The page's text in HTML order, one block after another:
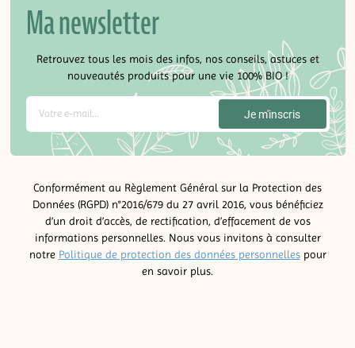
Ma newsletter
Retrouvez tous les mois des infos, nos conseils, astuces et
nouveautés produits pour une vie 100% BIO !
Conformément au Règlement Général sur la Protection des
Données (RGPD) n°2016/679 du 27 avril 2016, vous bénéficiez
d’un droit d’accès, de rectification, d’effacement de vos
informations personnelles. Nous vous invitons à consulter
notre Politique de protection des données personnellespour
en savoir plus.